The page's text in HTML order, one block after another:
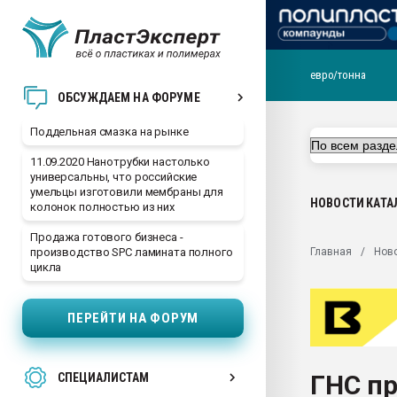
ОБСУЖДАЕМ НА ФОРУМЕ
Поддельная смазка на рынке
11.09.2020 Нанотрубки настолько
универсальны, что российские
умельцы изготовили мембраны для
колонок полностью из них
Продажа готового бизнеса -
производство SPC ламината полного
цикла
ПЕРЕЙТИ НА ФОРУМ
СПЕЦИАЛИСТАМ
ближайшее
Подмосковье, Москва
первый план в
28.07.2026
Всё, что касается
Материал поверхности
Продам отходы
евро/тонна
НОВОСТИ
Главная
ГНС